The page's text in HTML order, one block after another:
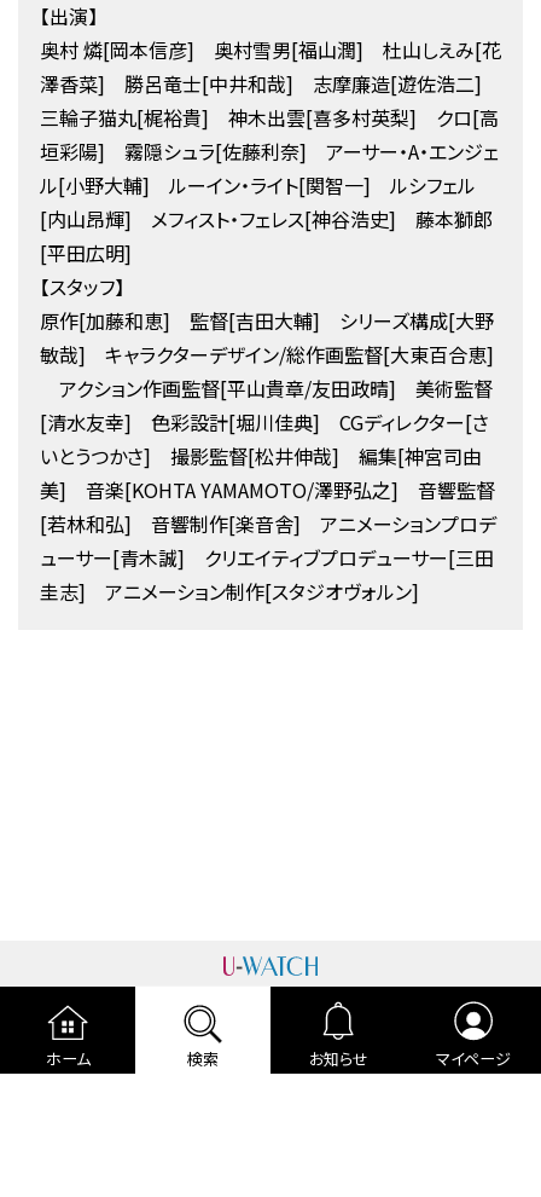
ホーム 検索 お知らせ マイページ
【出演】
奥村 燐[岡本信彦] 奥村雪男[福山潤] 杜山しえみ[花
澤香菜] 勝呂竜士[中井和哉] 志摩廉造[遊佐浩二]
三輪子猫丸[梶裕貴] 神木出雲[喜多村英梨] クロ[高
垣彩陽] 霧隠シュラ[佐藤利奈] アーサー・A・エンジェ
ル[小野大輔] ルーイン・ライト[関智一] ルシフェル
[内山昂輝] メフィスト・フェレス[神谷浩史] 藤本獅郎
[平田広明]
【スタッフ】
原作[加藤和恵] 監督[吉田大輔] シリーズ構成[大野
敏哉] キャラクターデザイン/総作画監督[大東百合恵]
アクション作画監督[平山貴章/友田政晴] 美術監督
[清水友幸] 色彩設計[堀川佳典] CGディレクター[さ
いとうつかさ] 撮影監督[松井伸哉] 編集[神宮司由
美] 音楽[KOHTA YAMAMOTO/澤野弘之] 音響監督
[若林和弘] 音響制作[楽音舎] アニメーションプロデ
ューサー[青木誠] クリエイティブプロデューサー[三田
圭志] アニメーション制作[スタジオヴォルン]
運営者情報 プライバシーポリシー
cookieポリシー
利用規約
ご利用ガイド 編集部より
広告掲載について